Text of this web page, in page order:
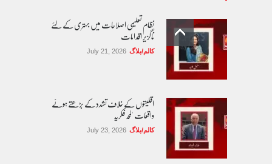
نظام تعلیمی اصلاحات میں بہتری کے لئے
ناگزیر اقدامات
کالم/بلاگ July 21, 2026
اقلیتوں کے خلاف تشدد کے بڑھتے ہوئے
واقعات 'لمحہ فکریہ
کالم/بلاگ July 23, 2026